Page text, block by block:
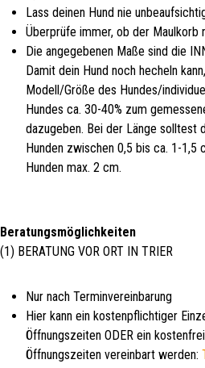
Lass deinen Hund nie
Überprüfe immer, ob der Maulkorb
Die angegebenen Maße sind die
Damit dein Hund noch hecheln
Modell/Größe des Hundes/
Hundes ca. 30-40% zum
dazugeben. Bei der Länge solltest
Hunden zwischen 0,5 bis ca. 1-1,5
Hunden max. 2 cm.
Beratungsmöglichkeiten
(1) BERATUNG VOR ORT IN TRIER
Nur nach Terminvereinbarung
Hier kann ein kostenpflichtiger
Öffnungszeiten ODER ein
Öffnungszeiten vereinbart werden: